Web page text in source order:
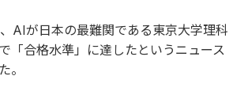
AIが日本の最難関である東京大学理科
「合格水準」に達したというニュース
。